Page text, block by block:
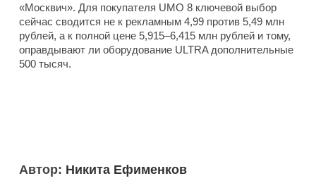
«Москвич». Для покупателя UMO 8 ключевой выбор
сейчас сводится не к рекламным 4,99 против 5,49 млн
рублей, а к полной цене 5,915–6,415 млн рублей и тому,
оправдывают ли оборудование ULTRA дополнительные
500 тысяч.
Автор: Никита Ефименков